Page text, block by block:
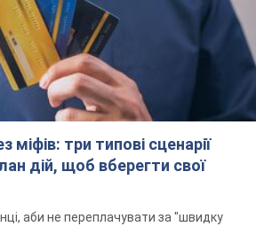
міфів: три типові сценарії
дій, щоб вберегти свої
аби не переплачувати за "швидку